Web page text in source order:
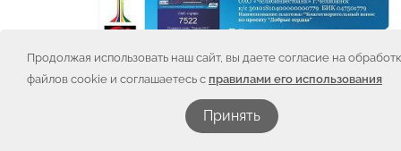
Продолжая использовать наш сайт, вы даете согласие на
файлов cookie и соглашаетесь с правилами его использования
Принять